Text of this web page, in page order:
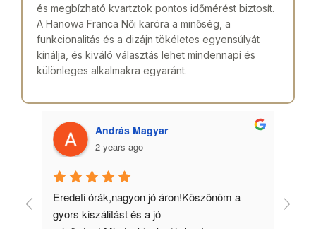
és megbízható kvartztok pontos időmérést biztosít.
A Hanowa Franca Női karóra a minőség, a
funkcionalitás és a dizájn tökéletes egyensúlyát
kínálja, és kiváló választás lehet mindennapi és
különleges alkalmakra egyaránt.
András Magyar
2 years ago
Eredeti órák,nagyon jó áron!Köszönöm a
gyors kiszálitást és a jó